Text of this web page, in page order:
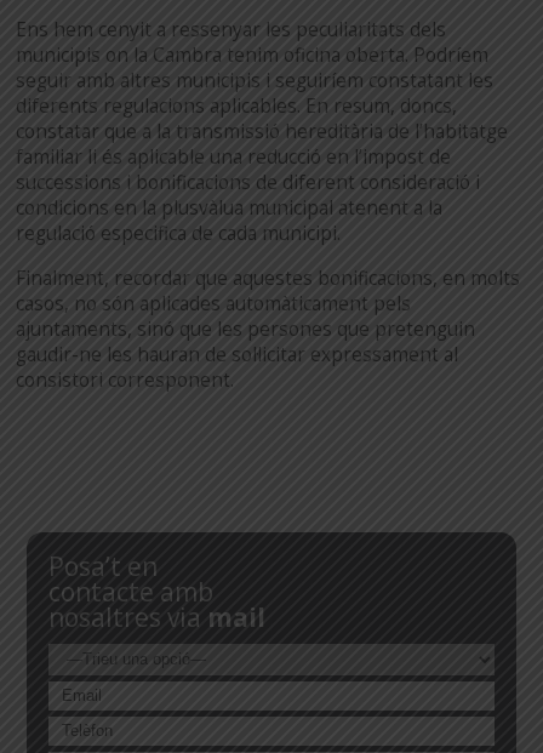
Ens hem cenyit a ressenyar les peculiaritats dels
municipis on la Cambra tenim oficina oberta. Podríem
seguir amb altres municipis i seguiríem constatant les
diferents regulacions aplicables. En resum, doncs,
constatar que a la transmissió hereditària de l’habitatge
familiar li és aplicable una reducció en l’impost de
successions i bonificacions de diferent consideració i
condicions en la plusvàlua municipal atenent a la
regulació especifica de cada municipi.
Finalment, recordar que aquestes bonificacions, en molts
casos, no són aplicades automàticament pels
ajuntaments, sinó que les persones que pretenguin
gaudir-ne les hauran de sol·licitar expressament al
consistori corresponent.
Posa’t en
contacte amb
nosaltres via mail